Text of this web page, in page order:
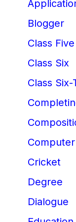
Blogger
Class Five
Class Six
Class Six-
Computer
Cricket
Degree
Dialogue